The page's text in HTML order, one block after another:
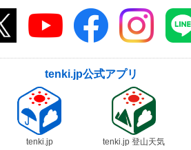
tenki.jp公式アプリ
tenki.jp tenki.jp 登山天気